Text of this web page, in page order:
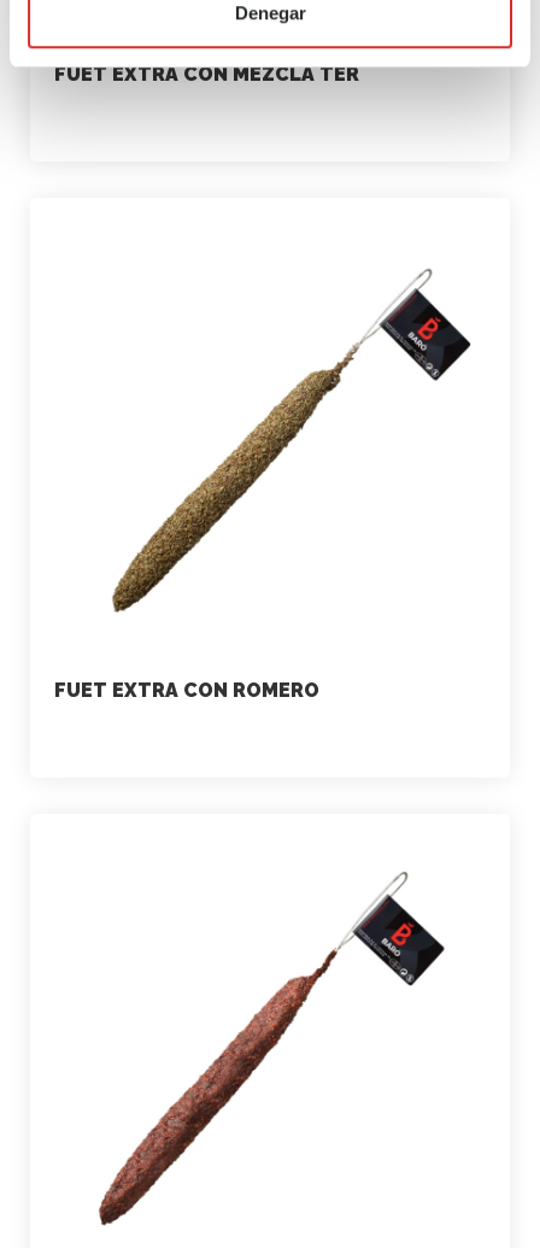
Denegar
FUET EXTRA CON MEZCLA TER
FUET EXTRA CON ROMERO